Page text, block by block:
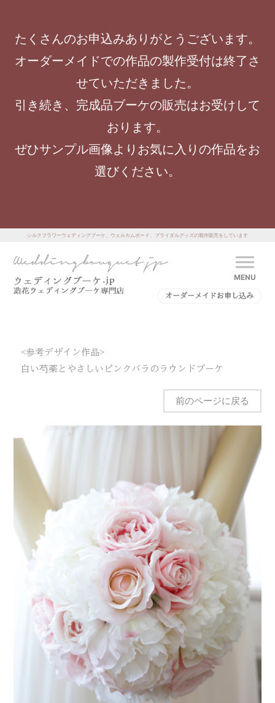
たくさんのお申込みありがとうございます。
オーダーメイドでの作品の製作受付は終了さ
せていただきました。
引き続き、完成品ブーケの販売はお受けして
おります。
ぜひサンプル画像よりお気に入りの作品をお
選びください。
シルクフラワーウェディングブーケ、ウェルカムボード、ブライダルグッズの製作販売をしています
MENU
オーダーメイドお申し込み
<参考デザイン作品>
白い芍薬とやさしいピンクバラのラウンドブーケ
前のページに戻る